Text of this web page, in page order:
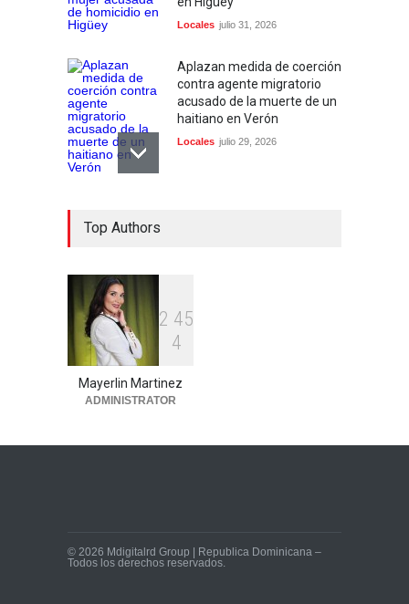
Locales julio 31, 2026
Aplazan medida de coerción
contra agente migratorio
acusado de la muerte de un
haitiano en Verón
Locales julio 29, 2026
Top Authors
2 45
4
Mayerlin Martinez
ADMINISTRATOR
© 2026 Mdigitalrd Group | Republica Dominicana –
Todos los derechos reservados.